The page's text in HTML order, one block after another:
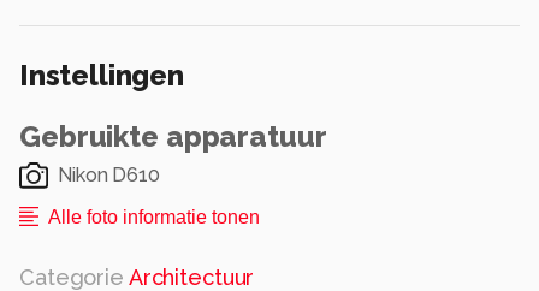
Instellingen
Gebruikte apparatuur
Nikon D610
Alle foto informatie tonen
Categorie Architectuur